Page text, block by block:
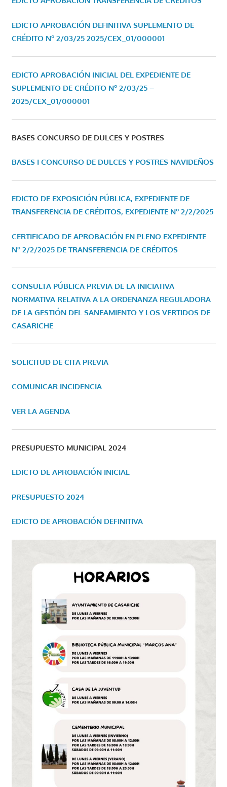
EDICTO APROBACIÓN DEFINITIVA SUPLEMENTO DE
CRÉDITO Nº 2/03/25 2025/CEX_01/000001
EDICTO APROBACIÓN INICIAL DEL EXPEDIENTE DE
SUPLEMENTO DE CRÉDITO Nº 2/03/25 –
2025/CEX_01/000001
BASES CONCURSO DE DULCES Y POSTRES
BASES I CONCURSO DE DULCES Y POSTRES NAVIDEÑOS
EDICTO DE EXPOSICIÓN PÚBLICA, EXPEDIENTE DE
TRANSFERENCIA DE CRÉDITOS, EXPEDIENTE Nº 2/2/2025
CERTIFICADO DE APROBACIÓN EN PLENO EXPEDIENTE
Nº 2/2/2025 DE TRANSFERENCIA DE CRÉDITOS
CONSULTA PÚBLICA PREVIA DE LA INICIATIVA
NORMATIVA RELATIVA A LA ORDENANZA REGULADORA
DE LA GESTIÓN DEL SANEAMIENTO Y LOS VERTIDOS DE
CASARICHE
SOLICITUD DE CITA PREVIA
COMUNICAR INCIDENCIA
VER LA AGENDA
PRESUPUESTO MUNICIPAL 2024
EDICTO DE APROBACIÓN INICIAL
PRESUPUESTO 2024
EDICTO DE APROBACIÓN DEFINITIVA